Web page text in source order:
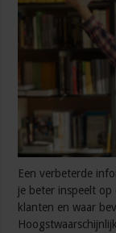
Een verbeterde
je beter inspeelt
klanten en waar